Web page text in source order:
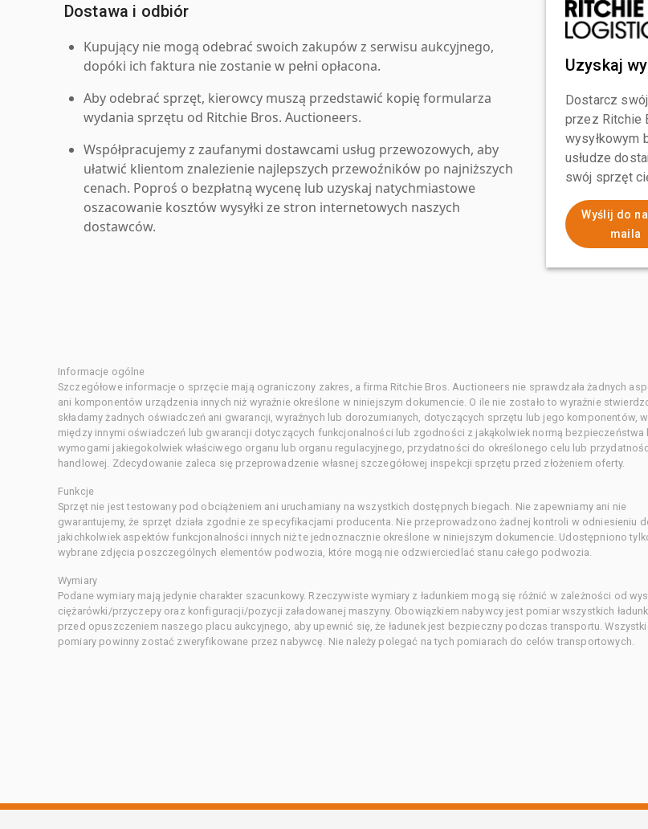
Dostawa i odbiór
Kupujący nie mogą odebrać swoich zakupów z serwisu aukcyjnego,
dopóki ich faktura nie zostanie w pełni opłacona.
Aby odebrać sprzęt, kierowcy muszą przedstawić kopię formularza
wydania sprzętu od Ritchie Bros. Auctioneers.
Współpracujemy z zaufanymi dostawcami usług przewozowych, aby
ułatwić klientom znalezienie najlepszych przewoźników po najniższych
cenach. Poproś o bezpłatną wycenę lub uzyskaj natychmiastowe
oszacowanie kosztów wysyłki ze stron internetowych naszych
dostawców.
Uzyskaj
Dostarcz
przez Ritchie
wysyłkowym
usłudze
swój sprzęt
Wyślij do
maila
Informacje ogólne
Szczegółowe informacje o sprzęcie mają ograniczony zakres, a firma Ritchie Bros. Auctioneers nie sprawdzała żadnych
ani komponentów urządzenia innych niż wyraźnie określone w niniejszym dokumencie. O ile nie zostało to wyraźnie
składamy żadnych oświadczeń ani gwarancji, wyraźnych lub dorozumianych, dotyczących sprzętu lub jego komponentów,
między innymi oświadczeń lub gwarancji dotyczących funkcjonalności lub zgodności z jakąkolwiek normą bezpieczeństwa
wymogami jakiegokolwiek właściwego organu lub organu regulacyjnego, przydatności do określonego celu lub
handlowej. Zdecydowanie zaleca się przeprowadzenie własnej szczegółowej inspekcji sprzętu przed złożeniem oferty.
Funkcje
Sprzęt nie jest testowany pod obciążeniem ani uruchamiany na wszystkich dostępnych biegach. Nie zapewniamy ani nie
gwarantujemy, że sprzęt działa zgodnie ze specyfikacjami producenta. Nie przeprowadzono żadnej kontroli w odniesieniu
jakichkolwiek aspektów funkcjonalności innych niż te jednoznacznie określone w niniejszym dokumencie. Udostępniono
wybrane zdjęcia poszczególnych elementów podwozia, które mogą nie odzwierciedlać stanu całego podwozia.
Wymiary
Podane wymiary mają jedynie charakter szacunkowy. Rzeczywiste wymiary z ładunkiem mogą się różnić w zależności od
ciężarówki/przyczepy oraz konfiguracji/pozycji załadowanej maszyny. Obowiązkiem nabywcy jest pomiar wszystkich
przed opuszczeniem naszego placu aukcyjnego, aby upewnić się, że ładunek jest bezpieczny podczas transportu.
pomiary powinny zostać zweryfikowane przez nabywcę. Nie należy polegać na tych pomiarach do celów transportowych.